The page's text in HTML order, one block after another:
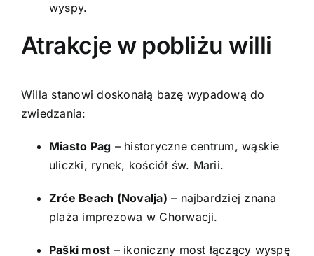
wyspy.
Atrakcje w pobliżu willi
Willa stanowi doskonałą bazę wypadową do
zwiedzania:
Miasto Pag – historyczne centrum, wąskie
uliczki, rynek, kościół św. Marii.
Zrće Beach (Novalja) – najbardziej znana
plaża imprezowa w Chorwacji.
Paški most – ikoniczny most łączący wyspę